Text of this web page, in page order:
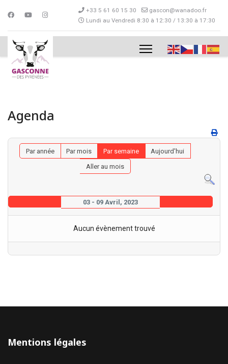
+33 5 61 60 15 30
gascon@wanadoo.fr
Lundi au Vendredi 8:30 à 12:30 / 13:30 à 17:30
Agenda
Par année Par mois Par semaine
Aujourd'hui
Aller au mois
03 - 09 Avril, 2023
Aucun évènement trouvé
Mentions légales